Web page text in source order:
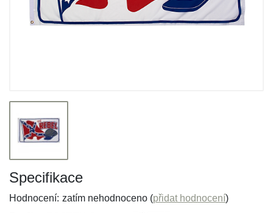
Specifikace
Hodnocení: zatím nehodnoceno (přidat hodnocení)